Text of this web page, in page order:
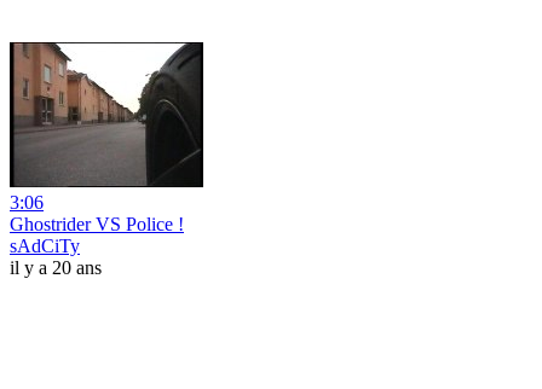
3:06
Ghostrider VS Police !
sAdCiTy
il y a 20 ans